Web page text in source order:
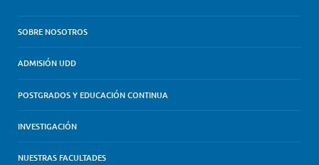
SOBRE NOSOTROS
ADMISIÓN UDD
POSTGRADOS Y EDUCACIÓN CONTINUA
INVESTIGACIÓN
NUESTRAS FACULTADES